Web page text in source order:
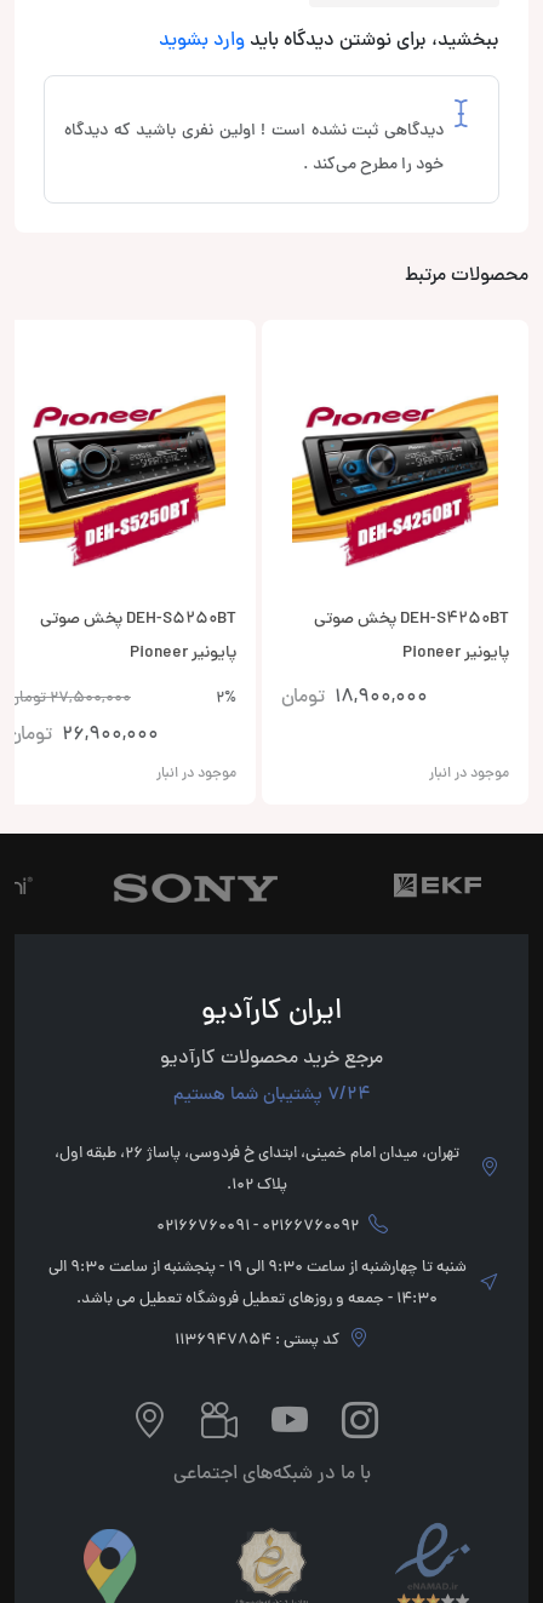
ببخشید، برای نوشتن دیدگاه باید وارد بشوید
دیدگاهی ثبت نشده است ! اولین نفری باشید که دیدگاه
خود را مطرح می‌کند .
محصولات مرتبط
DEH-S4250BT پخش صوتی
پایونیر Pioneer
18,900,000 تومان
موجود در انبار
DEH-S5250BT پخش صوتی
پایونیر Pioneer
2%
27,500,000تومان
26,900,000 تومان
موجود در انبار
ایران کارآدیو
مرجع خرید محصولات کارآدیو
7/24 پشتیبان شما هستیم
تهران، میدان امام خمینی، ابتدای خ فردوسی، پاساژ 26، طبقه اول،
پلاک 102.
02166760092 - 02166760091
شنبه تا چهارشنبه از ساعت 9:30 الی 19 - پنجشنبه از ساعت 9:30 الی
14:30 - جمعه و روزهای تعطیل فروشگاه تعطیل می باشد.
کد پستی : 1136947854
با ما در شبکه‌های اجتماعی